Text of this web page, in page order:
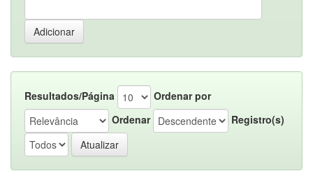
Resultados/Página
Ordenar por
Ordenar
Registro(s)